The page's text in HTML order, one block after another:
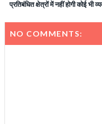
प्रतिबंधित क्षेत्रों में नहीं होगी कोई भी
NO COMMENTS: